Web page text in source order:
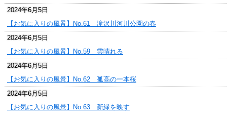
2024年6月5日
【お気に入りの風景】No.61 滝沢川河川公園の春
2024年6月5日
【お気に入りの風景】No.59 雲晴れる
2024年6月5日
【お気に入りの風景】No.62 孤高の一本桜
2024年6月5日
【お気に入りの風景】No.63 新緑を映す